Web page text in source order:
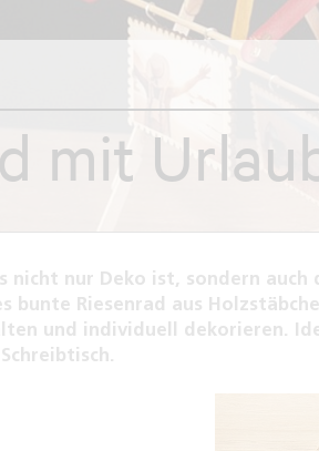
mit
nicht nur Deko ist, sondern auch
bunte Riesenrad aus
und individuell dekorieren.